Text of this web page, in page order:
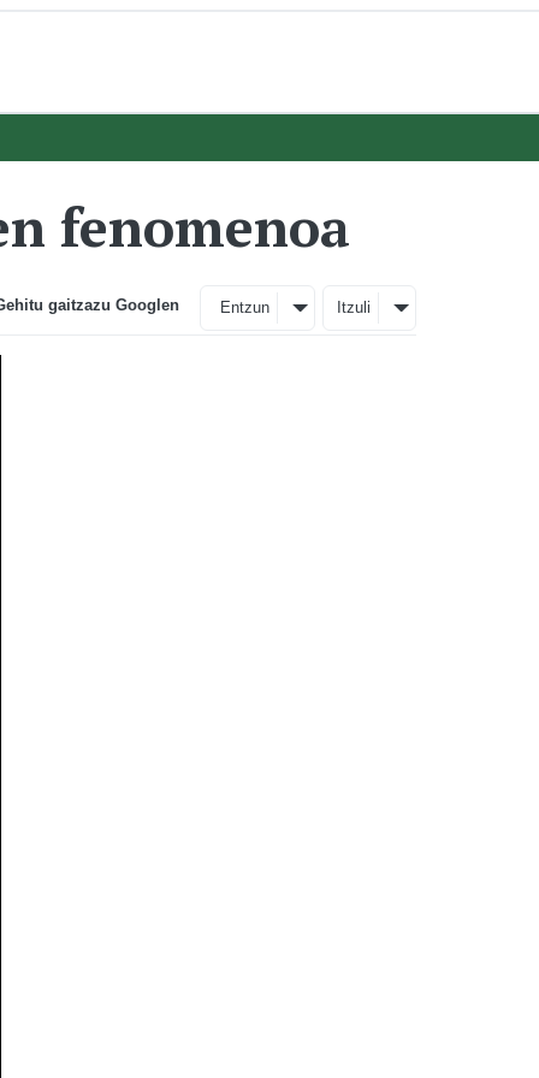
fenomenoa
gaitzazu Googlen Entzun Itzuli